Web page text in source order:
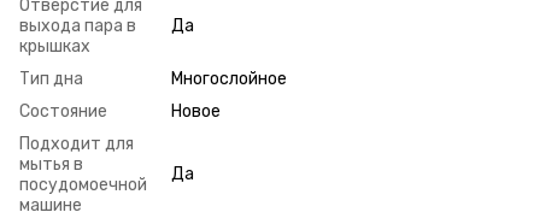
Отверстие для
выхода пара в
крышках
Да
Тип дна
Многослойное
Состояние
Новое
Подходит для
мытья в
посудомоечной
машине
Да